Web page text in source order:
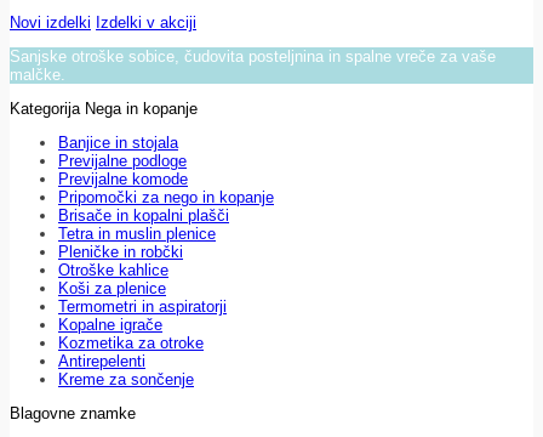
Novi izdelki Izdelki v akciji
Sanjske otroške sobice, čudovita posteljnina in spalne vreče za vaše
malčke.
Kategorija Nega in kopanje
Banjice in stojala
Previjalne podloge
Previjalne komode
Pripomočki za nego in kopanje
Brisače in kopalni plašči
Tetra in muslin plenice
Pleničke in robčki
Otroške kahlice
Koši za plenice
Termometri in aspiratorji
Kopalne igrače
Kozmetika za otroke
Antirepelenti
Kreme za sončenje
Blagovne znamke